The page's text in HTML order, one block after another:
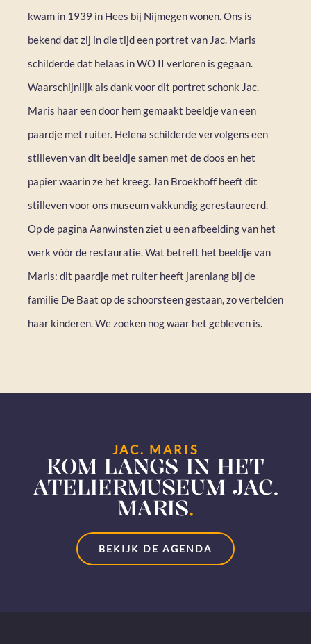
kwam in 1939 in Hees bij Nijmegen wonen. Ons is
bekend dat zij in die tijd een portret van Jac. Maris
schilderde dat helaas in WO II verloren is gegaan.
Waarschijnlijk als dank voor dit portret schonk Jac.
Maris haar een door hem gemaakt beeldje van een
paardje met ruiter. Helena schilderde vervolgens een
stilleven van dit beeldje samen met de doos en het
papier waarin ze het kreeg. Jan Broekhoff heeft dit
stilleven voor ons museum vakkundig gerestaureerd.
Op de pagina Aanwinsten ziet u een afbeelding van het
werk vóór de restauratie. Wat betreft het beeldje van
Maris: dit paardje met ruiter heeft jarenlang bij de
familie De Baat op de schoorsteen gestaan, zo vertelden
haar kinderen. We zoeken nog waar het gebleven is.
JAC. MARIS
KOM LANGS IN HET
ATELIERMUSEUM JAC.
MARIS.
BEKIJK DE AGENDA